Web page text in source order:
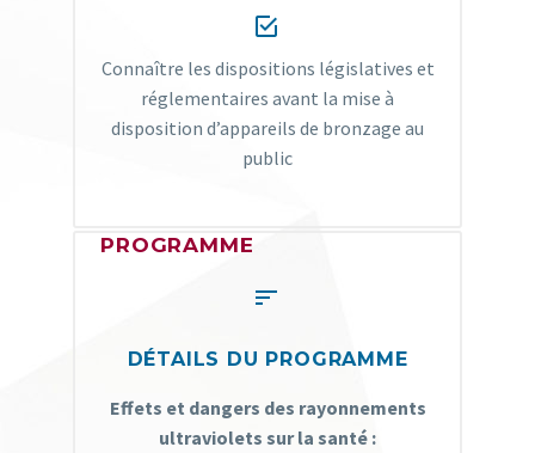


Connaître les dispositions législatives et
réglementaires avant la mise à
disposition d’appareils de bronzage au
public
PROGRAMME


DÉTAILS DU PROGRAMME
Effets et dangers des rayonnements
ultraviolets sur la santé :